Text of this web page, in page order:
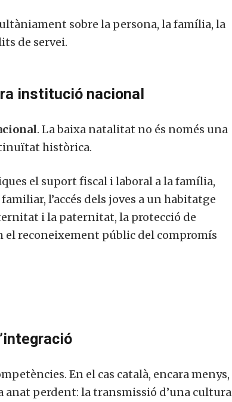
sobre la persona, la família, la
de servei.
institució nacional
. La baixa natalitat no és només una
històrica.
el suport fiscal i laboral a la família,
l’accés dels joves a un habitatge
i la paternitat, la protecció de
el reconeixement públic del compromís
En el cas català, encara menys,
anat perdent: la transmissió d’una cultura